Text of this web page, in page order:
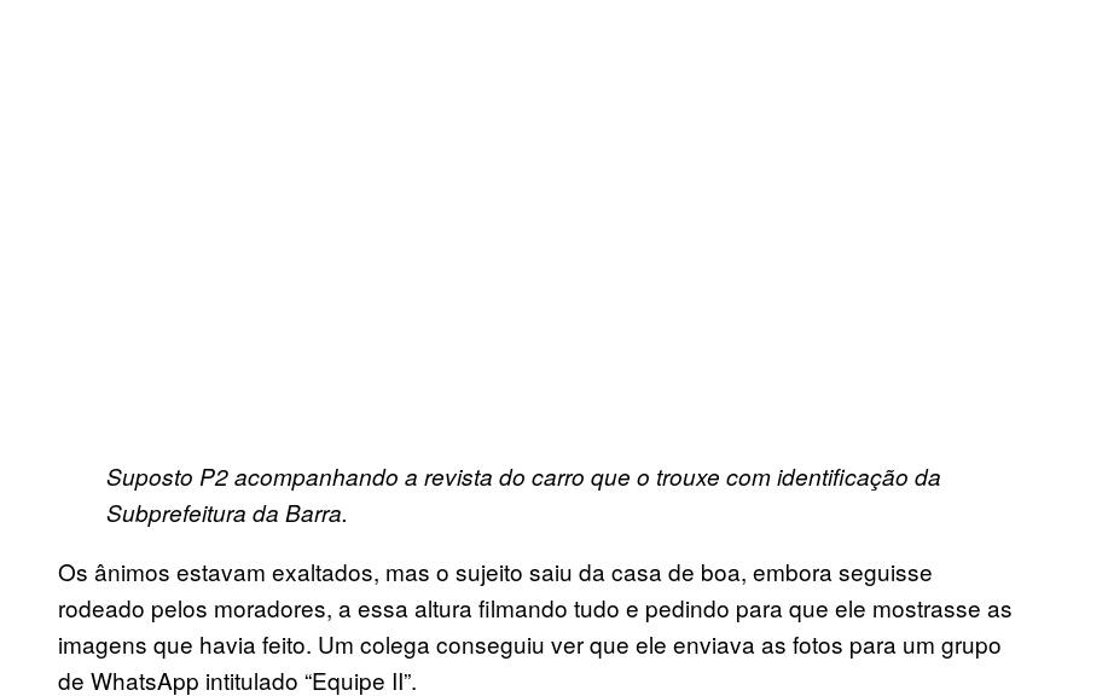
Suposto P2 acompanhando a revista do carro que o trouxe com identificação da
Subprefeitura da Barra.
Os ânimos estavam exaltados, mas o sujeito saiu da casa de boa, embora seguisse
rodeado pelos moradores, a essa altura filmando tudo e pedindo para que ele mostrasse as
imagens que havia feito. Um colega conseguiu ver que ele enviava as fotos para um grupo
de WhatsApp intitulado “Equipe II”.